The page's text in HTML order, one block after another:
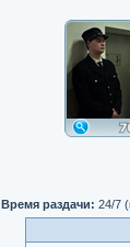
Время раздачи: 24/7